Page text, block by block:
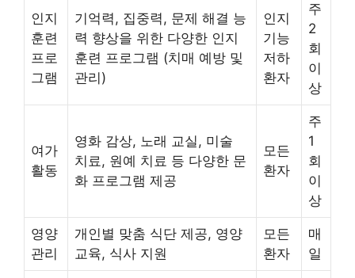
인지
훈련
프로
그램
기억력, 집중력, 문제 해결 능
력 향상을 위한 다양한 인지
훈련 프로그램 (치매 예방 및
관리)
인지
기능
저하
환자
주
2
회
이
상
여가
활동
영화 감상, 노래 교실, 미술
치료, 원예 치료 등 다양한 문
화 프로그램 제공
모든
환자
주
1
회
이
상
영양
관리
개인별 맞춤 식단 제공, 영양
교육, 식사 지원
모든
환자
매
일